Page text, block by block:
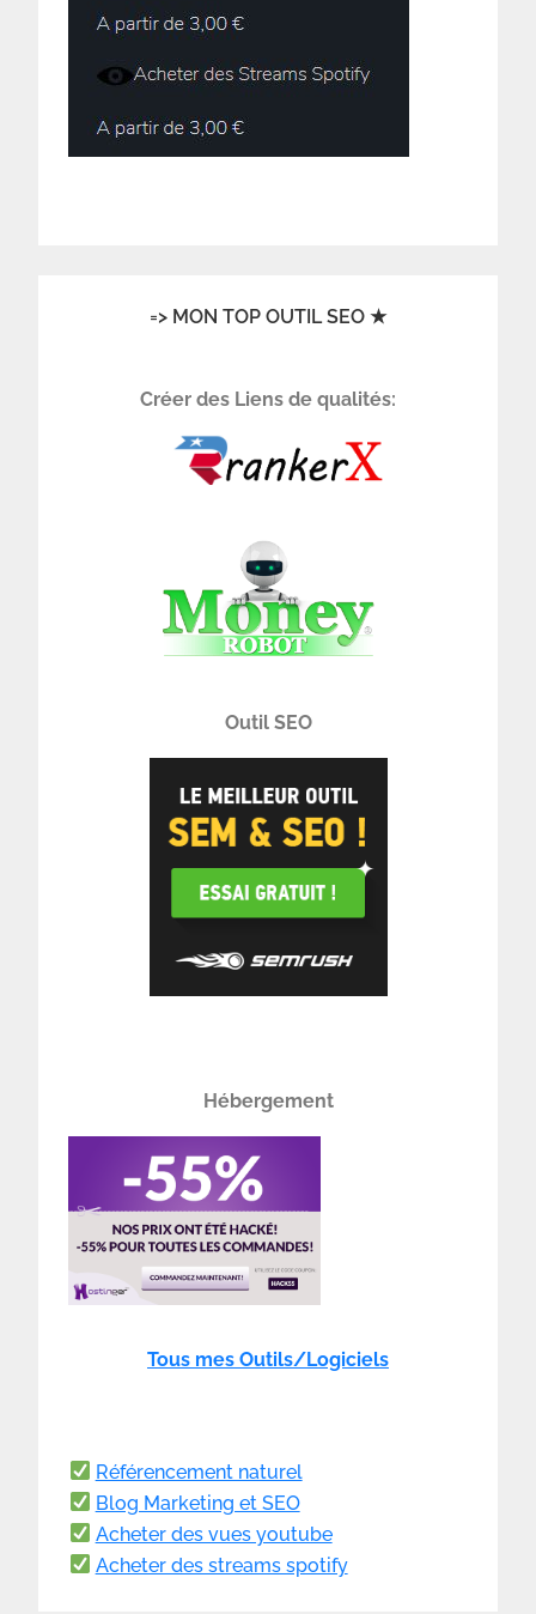
=> MON TOP OUTIL SEO ★
Créer des Liens de qualités:
Outil SEO
Hébergement
Tous mes Outils/Logiciels
Référencement naturel
Blog Marketing et SEO
Acheter des vues youtube
Acheter des streams spotify